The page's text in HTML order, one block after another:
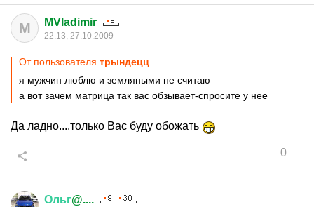
M MVladimir
22:13, 27.10.2009
От пользователя трындецц
я мужчин люблю и земляными не считаю
а вот зачем матрица так вас обзывает-спросите у нее
Да ладно....только Вас буду обожать
0
Ольг@....